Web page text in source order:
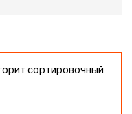
сортировочный